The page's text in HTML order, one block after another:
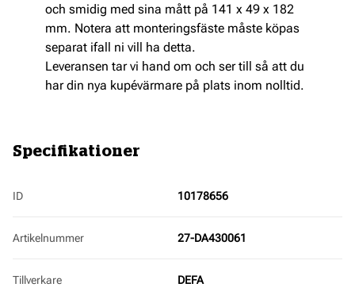
och smidig med sina mått på 141 x 49 x 182
mm. Notera att monteringsfäste måste köpas
separat ifall ni vill ha detta.
Leveransen tar vi hand om och ser till så att du
har din nya kupévärmare på plats inom nolltid.
Specifikationer
ID 10178656
Artikelnummer 27-DA430061
Tillverkare DEFA